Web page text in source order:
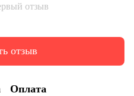
отзыв
отзыв
Оплата